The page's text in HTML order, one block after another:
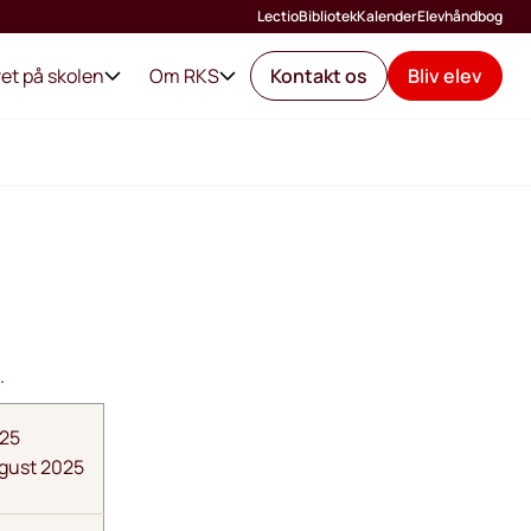
LectioBibliotekKalenderElevhåndbog
på skolen Om RKS Kontakt os Bliv elev
2025